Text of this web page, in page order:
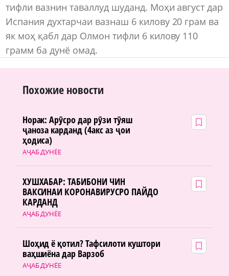
тифли вазнин таваллуд шуданд. Моҳи август дар
Испания духтарчаи вазнаш 6 килову 20 грам ва
як моҳ қабл дар Олмон тифли 6 килову 110
грамм ба дунё омад.
Похожие новости
АҶАБ ДУНЁЕ
Норак: Арӯсро дар рӯзи тӯяш
ҷаноза карданд (4акс аз ҷои
ҳодиса)
АҶАБ ДУНЁЕ
ХУШХАБАР: ТАБИБОНИ ЧИН
ВАКСИНАИ КОРОНАВИРУСРО ПАЙДО
КАРДАНД
АҶАБ ДУНЁЕ
Шоҳид ё қотил? Тафсилоти куштори
ваҳшиёна дар Варзоб